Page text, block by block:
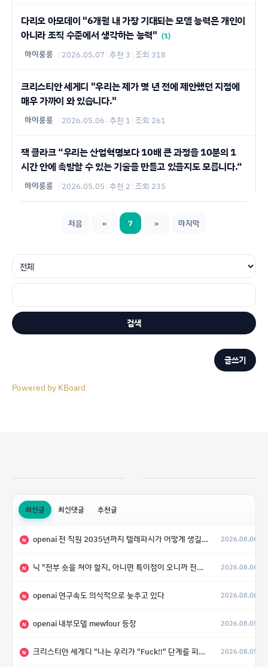
다리오 아모데이 "6개월 내 가장 기대되는 모델 능력은 개인이
아니라 조직 수준에서 생각하는 능력" (1)
하이룽룽 2026.05.07 추천 3 조회 318
크리스티안 세게디 "우리는 제가 몇 년 전에 제안했던 지점에
매우 가까이 와 있습니다."
하이룽룽 2026.05.06 추천 1 조회 261
잭 클라크 “우리는 산업혁명보다 10배 큰 과정을 10분의 1
시간 안에 촉발할 수 있는 기술을 만들고 있을지도 모릅니다.“
하이룽룽 2026.05.05 추천 2 조회 235
처음 « 7 » 마지막
검색
글쓰기
Powered by KBoard
최신글 최신댓글 추천글
N openai 전 직원 2035년까지 텔레파시가 어떻게 생길 수 있는지 2026.08.06
N 닉 "전부 숏을 쳐야 할지, 아니면 특이점이 오니까 전부 롱을 쳐야 할지 모르겠다.” 2026.08.06
N openai 연구속도 의식적으로 늦추고 있다 2026.08.06
N openai 내부모델 mewfour 등장 2026.08.05
N 크리스티안 세게디 "나는 우리가 "Fuck!!" 단계를 피할 수 있기를 바랄 뿐" 2026.08.05